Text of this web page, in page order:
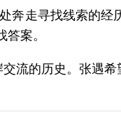
走寻找线索的
案。
流的历史。张遇